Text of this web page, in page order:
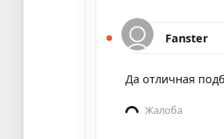
Fanster
Да отличная
Жалоба